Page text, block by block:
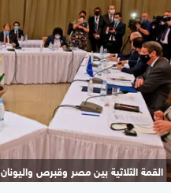
القمة الثلاثية بين مصر وقبرص واليونان